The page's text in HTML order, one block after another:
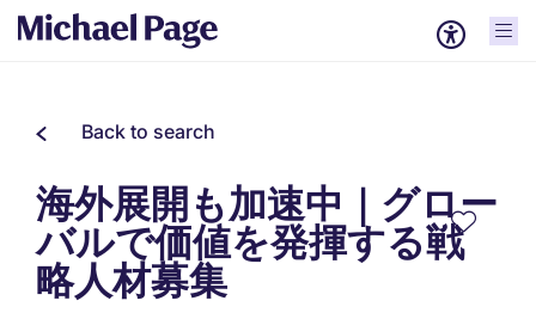
Back to search
海外展開も加速中｜グロー
バルで価値を発揮する戦
略人材募集